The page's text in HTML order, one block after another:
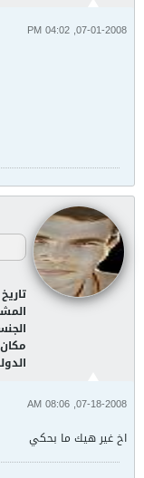
07-01-2008, 04:02 PM
07-18-2008, 08:06 AM
اخ غير هيك ما بحكي